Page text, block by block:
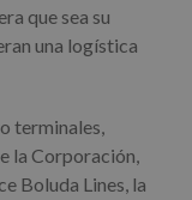
que sea su
una logística
terminales,
la Corporación,
Boluda Lines, la